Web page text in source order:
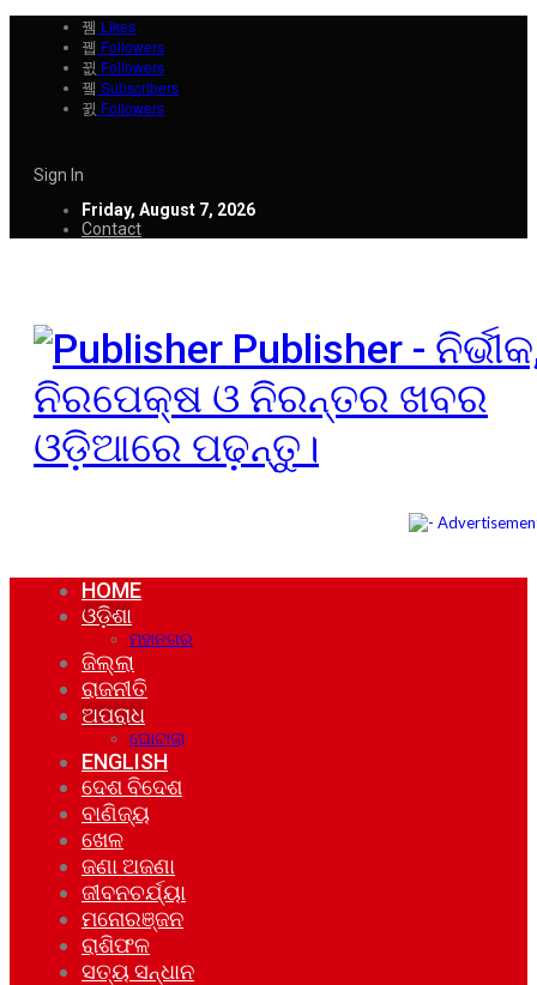
Likes
Followers
Followers
Subscribers
Followers
Sign In
Friday, August 7, 2026
Contact
Publisher -
ନିରପେକ୍ଷ ଓ ନିରନ୍ତର ଖବର
ଓଡ଼ିଆରେ ପଢ଼ନ୍ତୁ।
HOME
ଓଡ଼ିଶା
ମହାନଗର
ଜିଲ୍ଲା
ରାଜନୀତି
ଅପରାଧ
ଘୋଟାଲା
ENGLISH
ଦେଶ ବିଦେଶ
ବାଣିଜ୍ୟ
ଖେଳ
ଜଣା ଅଜଣା
ଜୀବନଚର୍ଯ୍ୟା
ମନୋରଞ୍ଜନ
ରାଶିଫଳ
ସତ୍ୟ ସନ୍ଧାନ